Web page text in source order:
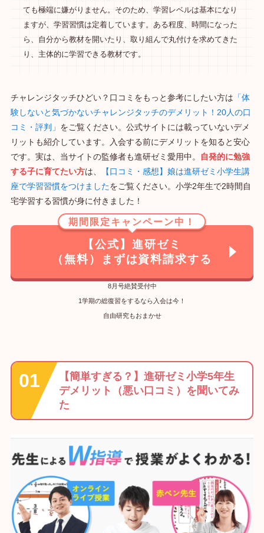
ても極端に嫌がりません。そのため、学習レベルは基本になり
ますが、学習習慣は定着しています。ある程度、時間になった
ら、自分から教材を開いたり、取り組んで丸付けを求めてきた
り、主体的に学習できる教材です。
チャレンジタッチひどい？口コミをもっと参考にしたい方は 「体
験しないと気づかないチャレンジタッチのデメリット！20人の口
コミ・評判」 をご覧ください。公式サイトには載っていないデメ
リットも紹介しています。入会する前にデメリットを知ると安心
です。実は、当サイトの監修者も進研ゼミ愛用中。
自発的に勉強
する子に育てたい方は、
【口コミ・感想】娘は進研ゼミ小学生講
座で学習習慣をつけましたをご覧ください。小学2年生で2時間自
宅学習する習慣が身に付きました！
期間限定キャンペーン中！
【公式】進研ゼミ
（無料）まずは資料請求する
8月号絶賛受付中
1学期の総復習をするなら入会は今！
自由研究もおまかせ
【簡単すぎる？】進研ゼミ小学5年生
デメリット（悪い口コミ）を聞いてみ
た